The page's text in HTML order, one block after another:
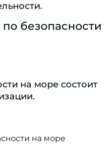
безопасности
на море состоит
на море